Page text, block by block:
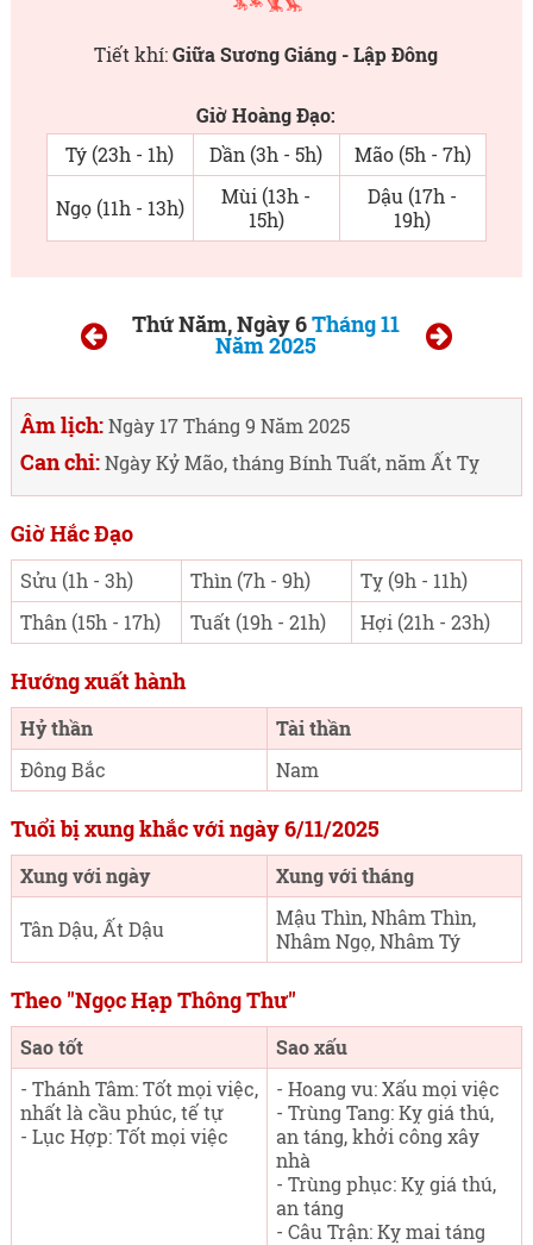
Tiết khí:Giữa Sương Giáng - Lập Đông
Giờ Hoàng Đạo:
Tý (23h - 1h)
Dần (3h - 5h) Mão (5h - 7h)
Ngọ (11h - 13h)
Mùi (13h -
15h)
Dậu (17h -
19h)
Thứ Năm, Ngày 6Tháng 11
Năm 2025
Âm lịch:Ngày 17 Tháng 9 Năm 2025
Can chi:Ngày Kỷ Mão, tháng Bính Tuất, năm Ất Tỵ
Giờ Hắc Đạo
Sửu (1h - 3h) Thìn (7h - 9h)
Tỵ (9h - 11h)
Thân (15h - 17h)
Tuất (19h - 21h) Hợi (21h - 23h)
Hướng xuất hành
Hỷ thần
Tài thần
Đông Bắc
Nam
Tuổi bị xung khắc với ngày 6/11/2025
Xung với ngày Xung với tháng
Tân Dậu, Ất Dậu
Mậu Thìn, Nhâm Thìn,
Nhâm Ngọ, Nhâm Tý
Theo "Ngọc Hạp Thông Thư"
Sao tốt
Sao xấu
- Thánh Tâm: Tốt mọi việc,
nhất là cầu phúc, tế tự
- Lục Hợp: Tốt mọi việc
- Hoang vu: Xấu mọi việc
- Trùng Tang: Kỵ giá thú,
an táng, khởi công xây
nhà
- Trùng phục: Kỵ giá thú,
an táng
- Câu Trận: Kỵ mai táng